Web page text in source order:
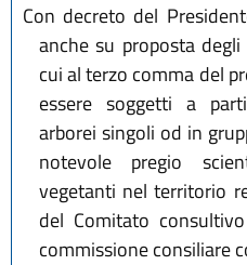
Con decreto del
anche su proposta
cui al terzo comma del
essere soggetti a
arborei singoli od in
notevole pregio
vegetanti nel territorio
del Comitato
commissione consiliare